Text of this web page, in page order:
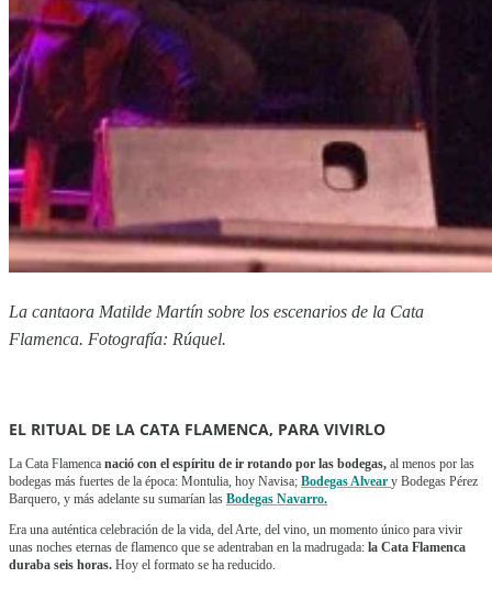
La cantaora Matilde Martín sobre los escenarios de la Cata
Flamenca. Fotografía: Rúquel.
EL RITUAL DE LA CATA FLAMENCA, PARA VIVIRLO
La Cata Flamenca nació con el espíritu de ir rotando por las bodegas, al menos por las
bodegas más fuertes de la época: Montulia, hoy Navisa; Bodegas Alvear y Bodegas Pérez
Barquero, y más adelante su sumarían las Bodegas Navarro.
Era una auténtica celebración de la vida, del Arte, del vino, un momento único para vivir
unas noches eternas de flamenco que se adentraban en la madrugada: la Cata Flamenca
duraba seis horas. Hoy el formato se ha reducido.